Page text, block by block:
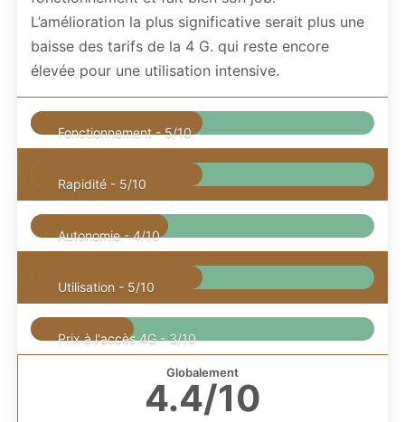
L’amélioration la plus significative serait plus une
baisse des tarifs de la 4 G. qui reste encore
élevée pour une utilisation intensive.
Fonctionnement -5/10
Rapidité - 5/10
Autonomie -4/10
Utilisation - 5/10
Prix à l'accès 4G -3/10
Globalement
4.4/10